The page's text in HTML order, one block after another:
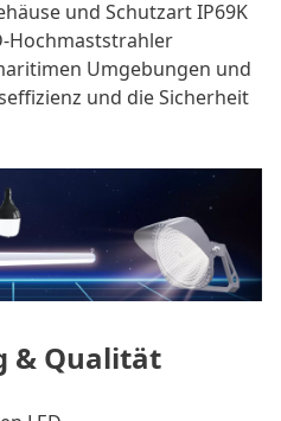
und Schutzart IP69K
Hochmaststrahler
Umgebungen und
und die Sicherheit
& Qualität